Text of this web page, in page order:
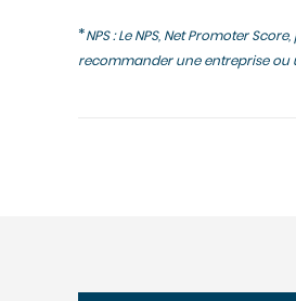
*NPS : Le NPS, Net Promoter
recommander une entreprise ou